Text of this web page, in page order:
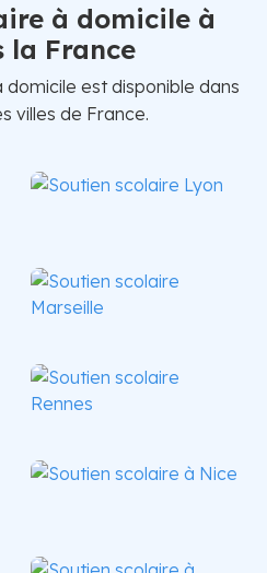
à domicile à
la France
est disponible dans
villes de France.